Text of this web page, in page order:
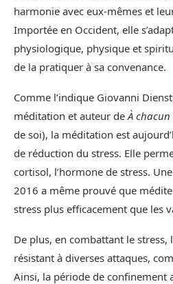
harmonie avec eux-mêmes et
Importée en Occident, elle
physiologique, physique et
de la pratiquer à sa convenance.
Comme l’indique Giovanni
méditation et auteur deÀ
de soi), la méditation est
de réduction du stress. Elle
cortisol, l’hormone de stress.
2016 a même prouvé que
stress plus efficacement que les
De plus, en combattant le stress,
résistant à diverses attaques,
Ainsi, la période de confinement